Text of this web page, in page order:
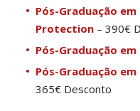
Pós-Graduação
Protection – 390€
Pós-Graduação
Pós-Graduação
365€ Desconto